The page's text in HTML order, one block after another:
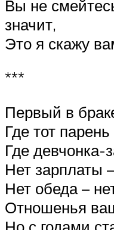
Вы не
значит,
Это я скажу
***
Первый в
Где тот
Где девчонка-
Нет зарплаты
Нет обеда –
Отношенья